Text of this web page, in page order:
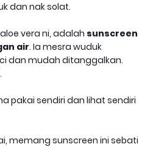
dan nak solat.
vera ni, adalah sunscreen
air. Ia mesra wuduk
dan mudah ditanggalkan.
pakai sendiri dan lihat sendiri
memang sunscreen ini sebati